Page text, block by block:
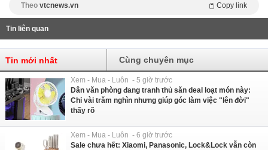
Theo vtcnews.vn Copy link
Tin liên quan
Tin mới nhất Cùng chuyên mục
Xem - Mua - Luôn - 5 giờ trước
Dân văn phòng đang tranh thủ săn deal loạt món này:
Chỉ vài trăm nghìn nhưng giúp góc làm việc "lên đời"
thấy rõ
Xem - Mua - Luôn - 6 giờ trước
Sale chưa hết: Xiaomi, Panasonic, Lock&Lock vẫn còn